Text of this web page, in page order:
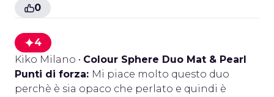
0
4
Kiko Milano • Colour Sphere Duo Mat & Pearl
Punti di forza: Mi piace molto questo duo
perchè è sia opaco che perlato e quindi è